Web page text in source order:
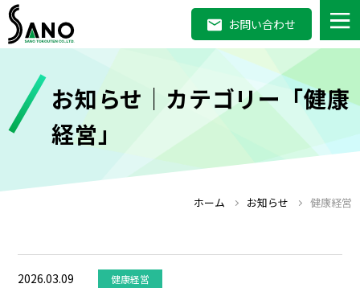
お問い合わせ
お知らせ｜カテゴリー「健康
経営」
ホーム お知らせ 健康経営
2026.03.09 健康経営